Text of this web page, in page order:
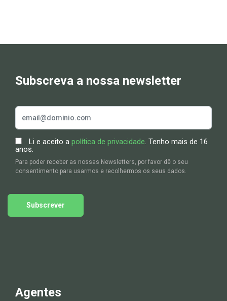
Subscreva a nossa newsletter
Li e aceito a política de privacidade. Tenho mais de 16
anos.
Para poder receber as nossas Newsletters, por favor dê o seu
consentimento para usarmos e recolhermos os seus dados.
Subscrever
Agentes